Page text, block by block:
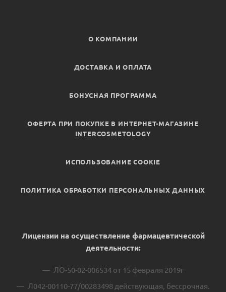
О КОМПАНИИ
ДОСТАВКА И ОПЛАТА
БОНУСНАЯ ПРОГРАММА
ОФЕРТА ПРИ ПОКУПКЕ В ИНТЕРНЕТ-МАГАЗИНЕ
INTERCOSMETOLOGY
ИСПОЛЬЗОВАНИЕ COOKIE
ПОЛИТИКА ОБРАБОТКИ ПЕРСОНАЛЬНЫХ ДАННЫХ
Лицензии на осуществление фармацевтической
деятельности:
ЛО-50-02-006534 от 15 февраля 2019г
Л042-00110-77/00283498 действующая, бессрочная.